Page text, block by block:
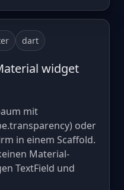
dart
widget
mit
oder
in einem Scaffold.
Material-
TextField und